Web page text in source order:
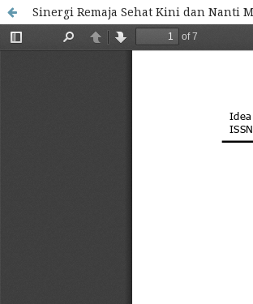
Sinergi Remaja Sehat Kini dan Nanti